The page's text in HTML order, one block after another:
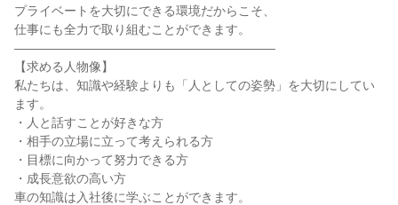
プライベートを大切にできる環境だからこそ、
仕事にも全力で取り組むことができます。
―――――――――――――――――――――
【求める人物像】
私たちは、知識や経験よりも「人としての姿勢」を大切にしてい
ます。
・人と話すことが好きな方
・相手の立場に立って考えられる方
・目標に向かって努力できる方
・成長意欲の高い方
車の知識は入社後に学ぶことができます。